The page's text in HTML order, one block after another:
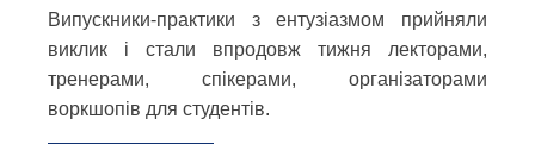
Випускники-практики з ентузіазмом прийняли
виклик і стали впродовж тижня лекторами,
тренерами, спікерами, організаторами
воркшопів для студентів.